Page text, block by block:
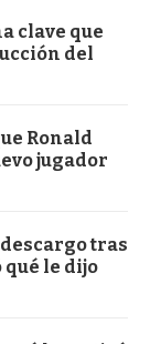
clave que
del
Ronald
jugador
tras
le dijo